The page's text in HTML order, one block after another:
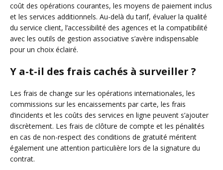
coût des opérations courantes, les moyens de paiement inclus
et les services additionnels. Au-delà du tarif, évaluer la qualité
du service client, l’accessibilité des agences et la compatibilité
avec les outils de gestion associative s’avère indispensable
pour un choix éclairé.
Y a-t-il des frais cachés à surveiller ?
Les frais de change sur les opérations internationales, les
commissions sur les encaissements par carte, les frais
d’incidents et les coûts des services en ligne peuvent s’ajouter
discrètement. Les frais de clôture de compte et les pénalités
en cas de non-respect des conditions de gratuité méritent
également une attention particulière lors de la signature du
contrat.